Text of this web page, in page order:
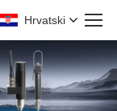
Hrvatski